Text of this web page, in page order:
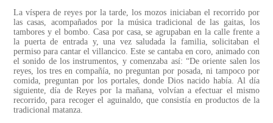
La víspera de reyes por la tarde, los mozos iniciaban el recorrido por
las casas, acompañados por la música tradicional de las gaitas, los
tambores y el bombo. Casa por casa, se agrupaban en la calle frente a
la puerta de entrada y, una vez saludada la familia, solicitaban el
permiso para cantar el villancico. Este se cantaba en coro, animado con
el sonido de los instrumentos, y comenzaba así: “De oriente salen los
reyes, los tres en compañía, no preguntan por posada, ni tampoco por
comida, preguntan por los portales, donde Dios nacido había. Al día
siguiente, día de Reyes por la mañana, volvían a efectuar el mismo
recorrido, para recoger el aguinaldo, que consistía en productos de la
tradicional matanza.